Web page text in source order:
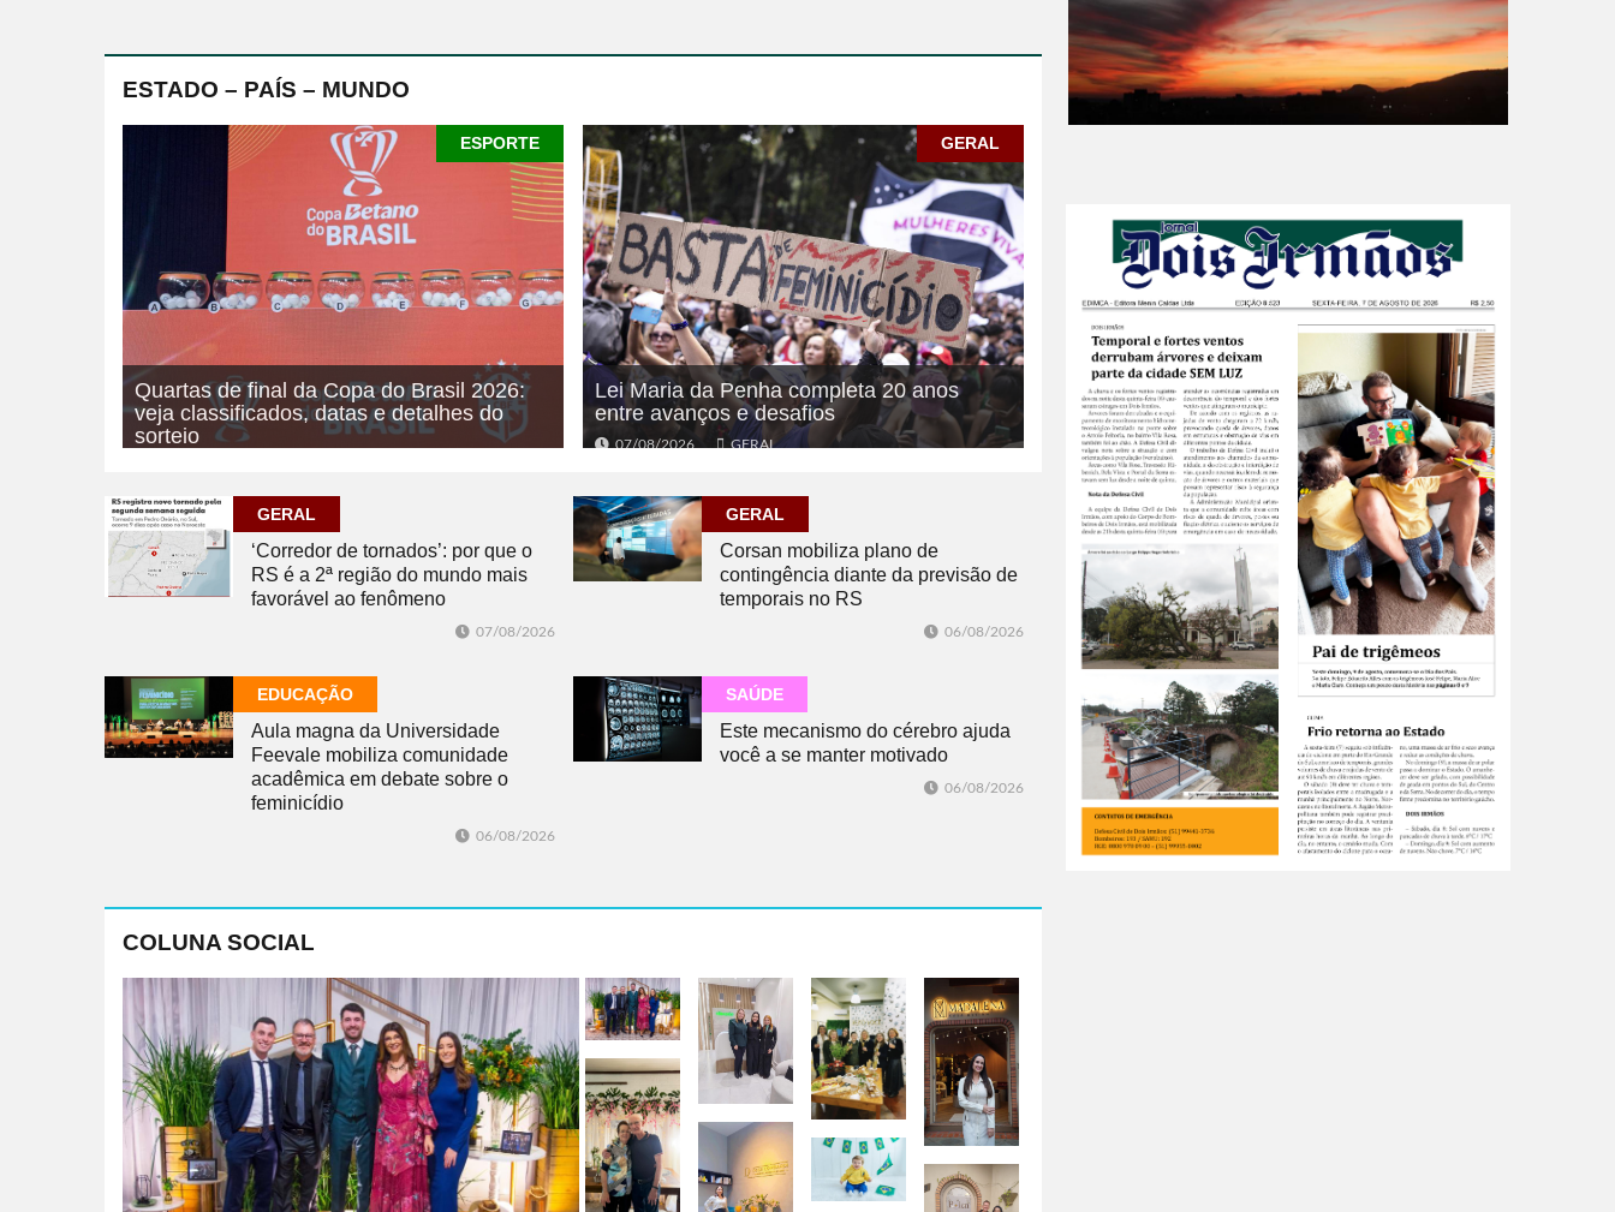
ESTADO – PAÍS – MUNDO
ESPORTE
Quartas de final da Copa do Brasil 2026:
veja classificados, datas e detalhes do
sorteio
GERAL
Lei Maria da Penha completa 20 anos
entre avanços e desafios
07/08/2026 GERAL
GERAL
‘Corredor de tornados’: por que o
RS é a 2ª região do mundo mais
favorável ao fenômeno
07/08/2026
GERAL
Corsan mobiliza plano de
contingência diante da previsão de
temporais no RS
06/08/2026
EDUCAÇÃO
Aula magna da Universidade
Feevale mobiliza comunidade
acadêmica em debate sobre o
feminicídio
06/08/2026
SAÚDE
Este mecanismo do cérebro ajuda
você a se manter motivado
06/08/2026
COLUNA SOCIAL